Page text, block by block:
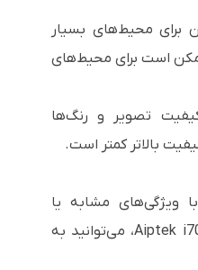
محدود: 20 لومن برای محیط‌های بسیار
است برای محیط‌های
تصویر و رنگ‌ها
بالاتر کمتر است.
ویژگی‌های مشابه یا
بهتری از Aiptek i70 MobileCinema، می‌توانید به